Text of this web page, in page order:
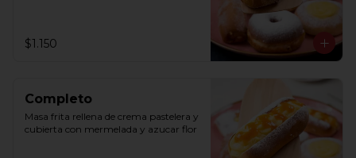
$1.150
Completo
Masa frita rellena de crema pastelera y
cubierta con mermelada y azucar flor